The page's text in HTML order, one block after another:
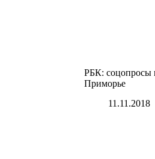
РБК: соцопросы
Приморье
11.11.2018